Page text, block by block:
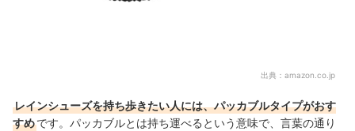
出典： amazon.co.jp
レインシューズを持ち歩きたい人には、パッカブルタイプがおす
すめです。パッカブルとは持ち運べるという意味で、言葉の通り